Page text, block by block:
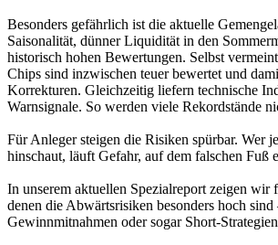
Besonders gefährlich ist die aktuelle
Saisonalität, dünner Liquidität in den
historisch hohen Bewertungen. Selbst
Chips sind inzwischen teuer bewertet und
Korrekturen. Gleichzeitig liefern technische
Warnsignale. So werden viele Rekordstände
Für Anleger steigen die Risiken spürbar. Wer
hinschaut, läuft Gefahr, auf dem falschen Fuß
In unserem aktuellen Spezialreport zeigen wir
denen die Abwärtsrisiken besonders hoch
Gewinnmitnahmen oder sogar Short-